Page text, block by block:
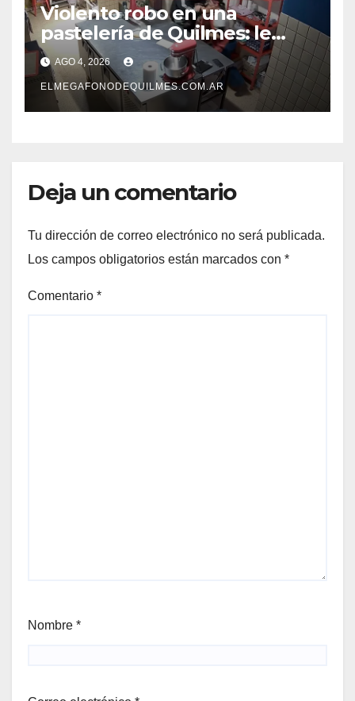
Violento robo en una
pastelería de Quilmes: le
cortó el cuello a una
empleada y escapó con la
recaudación
AGO 4, 2026
ELMEGAFONODEQUILMES.COM.AR
Deja un comentario
Tu dirección de correo electrónico no será publicada.
Los campos obligatorios están marcados con *
Comentario *
Nombre *